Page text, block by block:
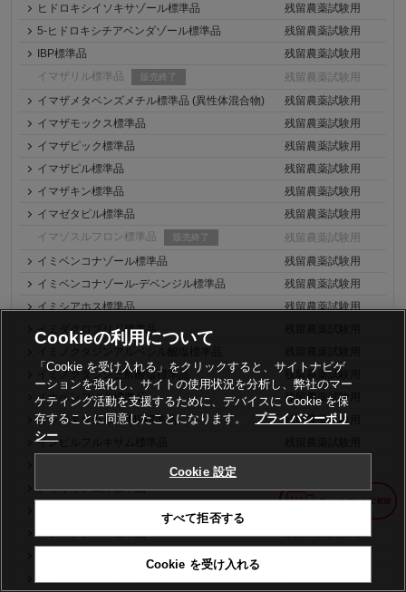
ヒドロキシイソキサゾール標準品
残留農薬試験用
5-ヒドロキシチアベンダゾール標準品
残留農薬試験用
IBP標準品
残留農薬試験用
イマザリル標準品
販売終了
残留農薬試験用
イマザメタベンズメチル標準品 (異性体混合物)
残留農薬試験用
イマザモックス標準品
残留農薬試験用
イマザピック標準品
残留農薬試験用
イマザピル標準品
残留農薬試験用
イマザキン標準品
残留農薬試験用
イマゼタピル標準品
残留農薬試験用
イマゾスルフロン標準品
販売終了
残留農薬試験用
イミベンコナゾール標準品
残留農薬試験用
イミベンコナゾール-デベンジル標準品
残留農薬試験用
イミシアホス標準品
残留農薬試験用
イミダクロプリド標準品
イミノクタジン三酢酸塩標準品
残留農薬試験用
イナベンフィド標準品
残留農薬試験用
インドキサカルブ-MP標準品
残留農薬試験用
インピルフルキサム標準品
ヨードスルフロンメチル標準品
アイオキシニル標準品
残留農薬試験用
アイオキシニルオクタノアート標準品
Cookieの利用について
「Cookie を受け入れる」をクリックすると、サイトナビゲ
ーションを強化し、サイトの使用状況を分析し、弊社のマー
ケティング活動を支援するために、デバイスに Cookie を保
存することに同意したことになります。
プライバシーポリ
シー
Cookie 設定
すべて拒否する
Cookie を受け入れる